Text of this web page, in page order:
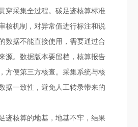
穿采集全过程。碳足迹核算标准
核机制，对异常值进行标注和说
数据不能直接使用，需要通过合
源。数据版本要留档，核算报告
方便第三方核查。采集系统与核
据一致性，避免人工转录带来的
迹核算的地基，地基不牢，结果